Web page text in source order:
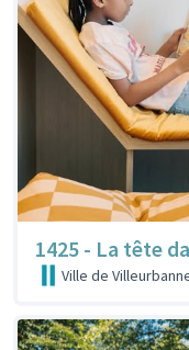
1425 - La tête
Ville de